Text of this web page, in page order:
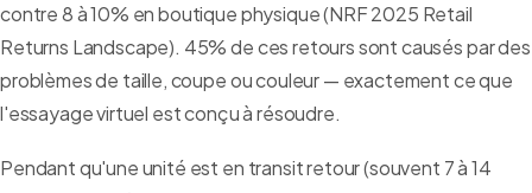
contre 8 à 10% en boutique physique (NRF 2025 Retail
Returns Landscape). 45% de ces retours sont causés par des
problèmes de taille, coupe ou couleur — exactement ce que
l'essayage virtuel est conçu à résoudre.
Pendant qu'une unité est en transit retour (souvent 7 à 14